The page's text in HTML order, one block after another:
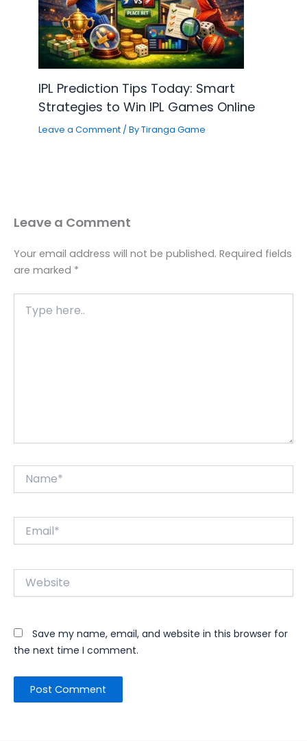
IPL Prediction Tips Today: Smart
Strategies to Win IPL Games Online
Leave a Comment / ByTiranga Game
Leave a Comment
Your email address will not be published. Required fields
are marked *
here..
Website
Save my name, email, and website in this browser for
the next time I comment.